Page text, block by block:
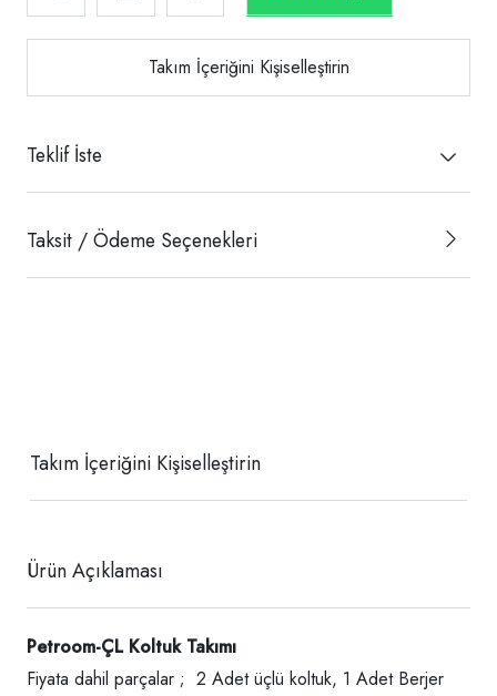
Takım İçeriğini Kişiselleştirin
Teklif İste
Taksit / Ödeme Seçenekleri
Takım İçeriğini Kişiselleştirin
Ürün Açıklaması
Petroom-ÇL Koltuk Takımı
Fiyata dahil parçalar ; 2 Adet üçlü koltuk, 1 Adet Berjer